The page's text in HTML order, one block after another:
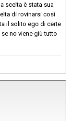
scelta è stata sua
di rovinarsi così
il solito ego di certe
no viene giù tutto